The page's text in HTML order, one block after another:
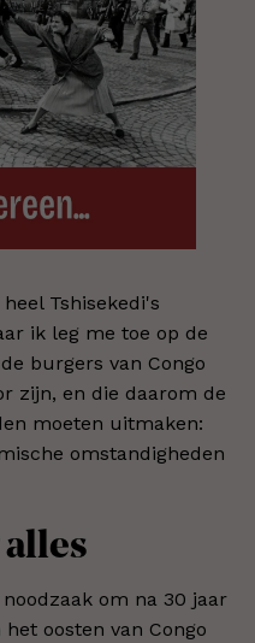
Tshisekedi's
ik leg me toe op de
burgers van Congo
zijn, en die daarom de
moeten uitmaken:
omstandigheden
om na 30 jaar
oosten van Congo